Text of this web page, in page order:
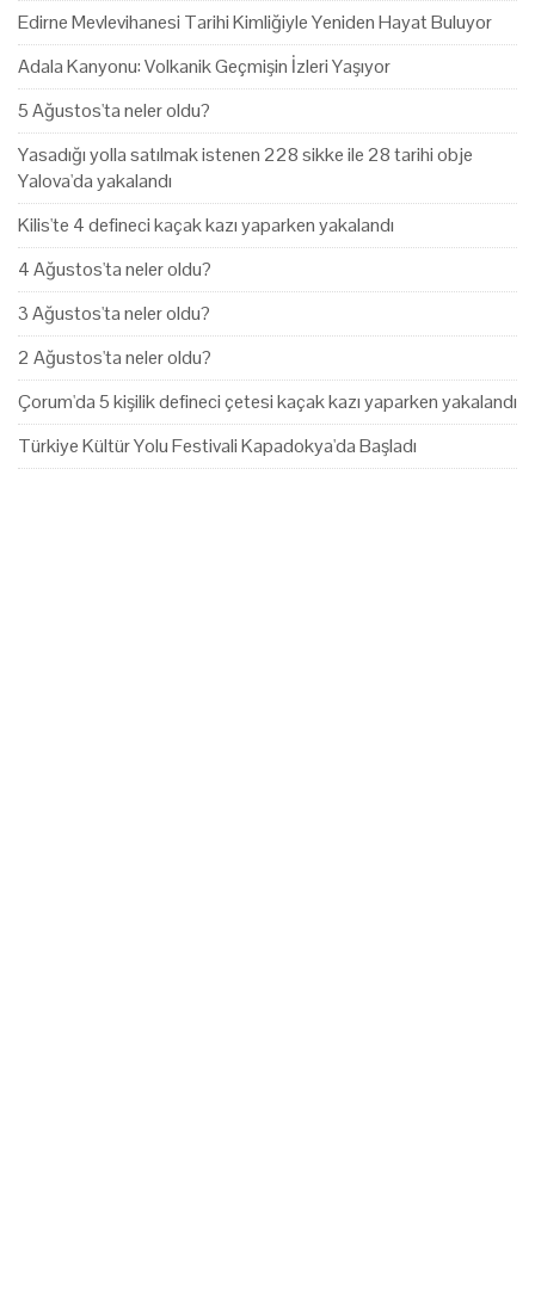
Edirne Mevlevihanesi Tarihi Kimliğiyle Yeniden Hayat Buluyor
Adala Kanyonu: Volkanik Geçmişin İzleri Yaşıyor
5 Ağustos'ta neler oldu?
Yasadığı yolla satılmak istenen 228 sikke ile 28 tarihi obje
Yalova'da yakalandı
Kilis'te 4 defineci kaçak kazı yaparken yakalandı
4 Ağustos'ta neler oldu?
3 Ağustos'ta neler oldu?
2 Ağustos'ta neler oldu?
Çorum'da 5 kişilik defineci çetesi kaçak kazı yaparken yakalandı
Türkiye Kültür Yolu Festivali Kapadokya'da Başladı